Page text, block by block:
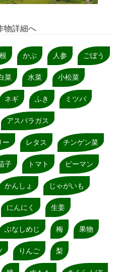
物詳細へ
かぶ 人参 ごぼう
菜 水菜 小松菜
ネギ ふき ミツバ
アスパラガス
ー レタス チンゲン菜
子 トマト ピーマン
かんしょ じゃがいも
にんにく 生姜
ぶなしめじ 梅 果物
りんご 梨